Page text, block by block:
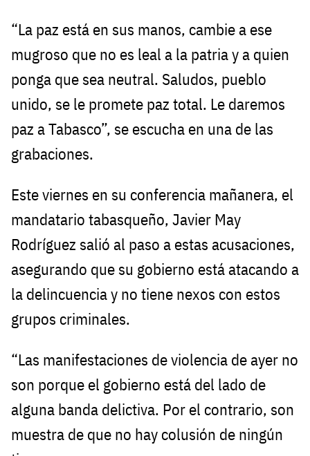
“La paz está en sus manos, cambie a ese
mugroso que no es leal a la patria y a quien
ponga que sea neutral. Saludos, pueblo
unido, se le promete paz total. Le daremos
paz a Tabasco”, se escucha en una de las
grabaciones.
Este viernes en su conferencia mañanera, el
mandatario tabasqueño, Javier May
Rodríguez salió al paso a estas acusaciones,
asegurando que su gobierno está atacando a
la delincuencia y no tiene nexos con estos
grupos criminales.
“Las manifestaciones de violencia de ayer no
son porque el gobierno está del lado de
alguna banda delictiva. Por el contrario, son
muestra de que no hay colusión de ningún